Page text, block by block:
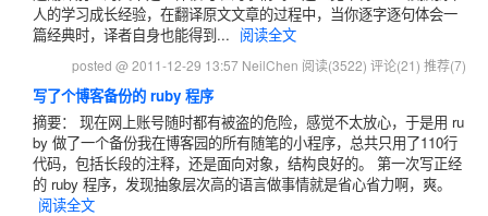
人的学习成长经验，在翻译原文文章的过程中，当你逐字逐句体会一
篇经典时，译者自身也能得到... 阅读全文
posted @ 2011-12-29 13:57 NeilChen 阅读(3522) 评论(21) 推荐(7)
写了个博客备份的 ruby 程序
摘要： 现在网上账号随时都有被盗的危险，感觉不太放心，于是用 ru
by 做了一个备份我在博客园的所有随笔的小程序，总共只用了110行
代码，包括长段的注释，还是面向对象，结构良好的。 第一次写正经
的 ruby 程序，发现抽象层次高的语言做事情就是省心省力啊，爽。
阅读全文